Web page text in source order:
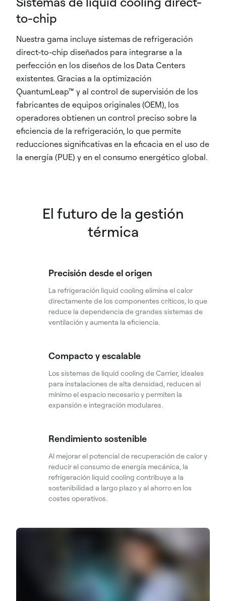
to-chip
Nuestra gama incluye sistemas de refrigeración
direct-to-chip diseñados para integrarse a la
perfección en los diseños de los Data Centers
existentes. Gracias a la optimización
QuantumLeap™ y al control de supervisión de los
fabricantes de equipos originales (OEM), los
operadores obtienen un control preciso sobre la
eficiencia de la refrigeración, lo que permite
reducciones significativas en la eficacia en el uso de
la energía (PUE) y en el consumo energético global.
El futuro de la gestión
térmica
Precisión desde el origen
La refrigeración liquid cooling elimina el calor
directamente de los componentes críticos, lo que
reduce la dependencia de grandes sistemas de
ventilación y aumenta la eficiencia.
Compacto y escalable
Los sistemas de liquid cooling de Carrier, ideales
para instalaciones de alta densidad, reducen al
mínimo el espacio necesario y permiten la
expansión e integración modulares.
Rendimiento sostenible
Al mejorar el potencial de recuperación de calor y
reducir el consumo de energía mecánica, la
refrigeración liquid cooling contribuye a la
sostenibilidad a largo plazo y al ahorro en los
costes operativos.